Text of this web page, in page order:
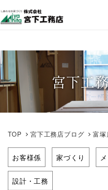
イ
ン
テ
ン
ツ
へ
移
宮下工
TOP 宮下工務店ブログ 富塚
お客様係 家づくり
設計・工務